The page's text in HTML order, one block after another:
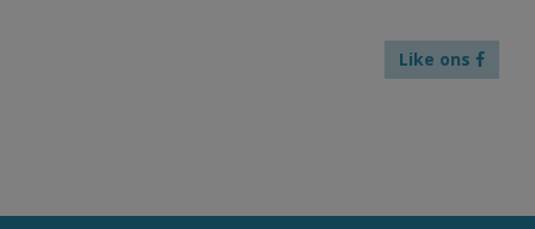
Like ons